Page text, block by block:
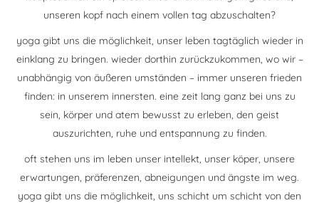
unseren kopf nach einem vollen tag abzuschalten?
yoga gibt uns die möglichkeit, unser leben tagtäglich wieder in
einklang zu bringen. wieder dorthin zurückzukommen, wo wir –
unabhängig von äußeren umständen – immer unseren frieden
finden: in unserem innersten. eine zeit lang ganz bei uns zu
sein, körper und atem bewusst zu erleben, den geist
auszurichten, ruhe und entspannung zu finden.
oft stehen uns im leben unser intellekt, unser köper, unsere
erwartungen, präferenzen, abneigungen und ängste im weg.
yoga gibt uns die möglichkeit, uns schicht um schicht von den